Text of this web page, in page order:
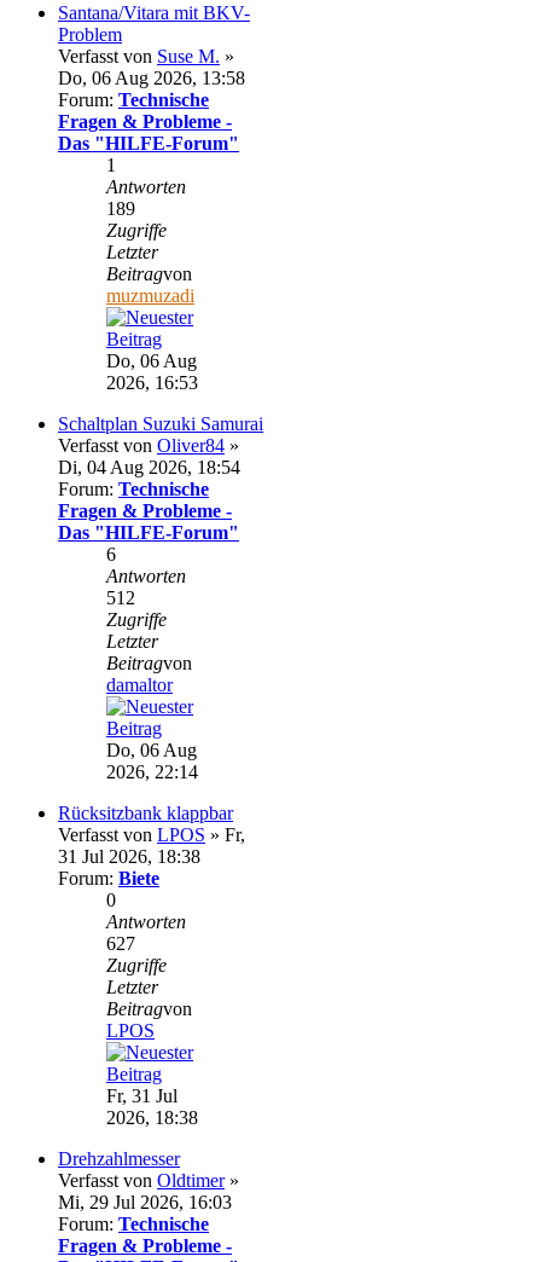
Santana/Vitara mit BKV-
Problem
Verfasst von Suse M. »
Do, 06 Aug 2026, 13:58
Forum: Technische
Fragen & Probleme -
Das "HILFE-Forum"
1
Antworten
189
Zugriffe
Letzter
Beitragvon
muzmuzadi
Do, 06 Aug
2026, 16:53
Schaltplan Suzuki Samurai
Verfasst von Oliver84 »
Di, 04 Aug 2026, 18:54
Forum: Technische
Fragen & Probleme -
Das "HILFE-Forum"
6
Antworten
512
Zugriffe
Letzter
Beitragvon
damaltor
Do, 06 Aug
2026, 22:14
Rücksitzbank klappbar
Verfasst von LPOS » Fr,
31 Jul 2026, 18:38
Forum: Biete
0
Antworten
627
Zugriffe
Letzter
Beitragvon
LPOS
Fr, 31 Jul
2026, 18:38
Drehzahlmesser
Verfasst von Oldtimer»
Mi, 29 Jul 2026, 16:03
Forum: Technische
Fragen & Probleme -